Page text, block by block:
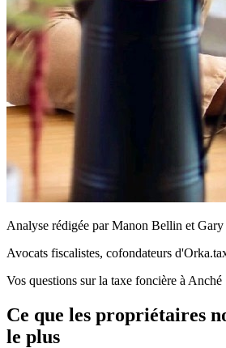
Analyse rédigée par Manon Bellin et Gary
Avocats fiscalistes, cofondateurs
Vos questions sur la taxe foncière à Anché
Ce que les propriétaires
le plus